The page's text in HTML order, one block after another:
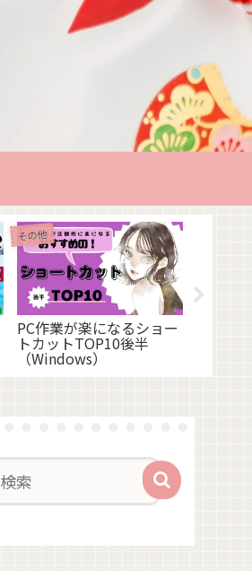
その他
PC作業が楽になるショー
トカットTOP10後半
（Windows）